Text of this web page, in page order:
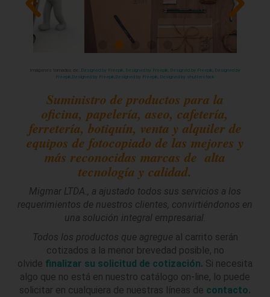
Ver
Imágenes tomadas de: Designed by Freepik, Designed by Freepik Designed by Freepik Designed by
Freepik Designed by Freepik Designed by Freepik Designed by shutterstock
Suministro de productos para la
oficina, papelería, aseo, cafetería,
ferretería, botiquín, venta y alquiler de
equipos de fotocopiado de las mejores y
más reconocidas marcas de alta
tecnología y calidad.
Migmar LTDA., a ajustado todos sus servicios a los
requerimientos de nuestros clientes, convirtiéndonos en
una solución integral empresarial.
Todos los productos que agregue al carrito serán
cotizados a la menor brevedad posible, no
olvide finalizar su solicitud de cotización. Si necesita
algo que no está en nuestro catálogo on-line, lo puede
solicitar en cualquiera de nuestras líneas de contacto.